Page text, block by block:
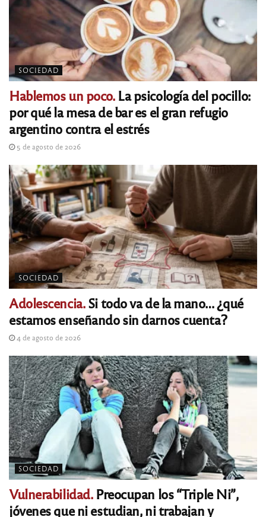
SOCIEDAD
Hablemos un poco.La psicología del pocillo:
por qué la mesa de bar es el gran refugio
argentino contra el estrés
5 de agosto de 2026
SOCIEDAD
Adolescencia.Si todo va de la mano… ¿qué
estamos enseñando sin darnos cuenta?
4 de agosto de 2026
SOCIEDAD
Vulnerabilidad.Preocupan los “Triple Ni”,
jóvenes que ni estudian, ni trabajan y